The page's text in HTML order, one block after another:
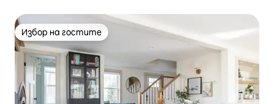
Избор на гостите
Избор на гостите